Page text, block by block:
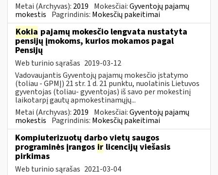
Metai (Archyvas): 2019 Mokesčiai:Gyventojų pajamų
mokestis Pagrindinis: Mokesčių pakeitimai
Kokia pajamų mokesčio lengvata nustatyta
pensijų įmokoms, kurios mokamos pagal
Pensijų
Web turinio sąrašas 2019-03-12
Vadovaujantis Gyventojų pajamų mokesčio įstatymo
(toliau - GPMĮ) 21 str. 1 d. 21 punktu, nuolatinis Lietuvos
gyventojas (toliau- gyventojas) iš savo per mokestinį
laikotarpį gautų apmokestinamųjų...
Metai (Archyvas): 2019 Mokesčiai:Gyventojų pajamų
mokestis Pagrindinis: Mokesčių pakeitimai
Kompiuterizuotų darbo vietų saugos
programinės įrangos ir licencijų viešasis
pirkimas
Web turinio sąrašas 2021-03-04